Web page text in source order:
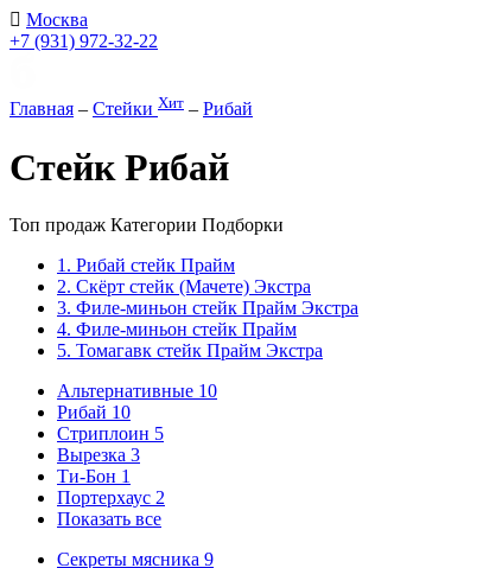
Москва
+7 (931) 972-32-22
Главная – Стейки Хит – Рибай
Стейк Рибай
Топ продаж Категории Подборки
1. Рибай cтейк Прайм
2. Скёрт стейк (Мачете) Экстра
3. Филе-миньон стейк Прайм Экстра
4. Филе-миньон стейк Прайм
5. Томагавк стейк Прайм Экстра
Альтернативные 10
Рибай 10
Стриплоин 5
Вырезка 3
Ти-Бон 1
Портерхаус 2
Показать все
Секреты мясника 9